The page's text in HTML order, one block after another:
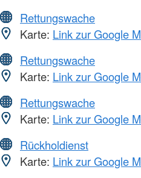
Rettungswache
Karte: Link zur Google
Rettungswache
Karte: Link zur Google
Rettungswache
Karte: Link zur Google
Rückholdienst
Karte: Link zur Google